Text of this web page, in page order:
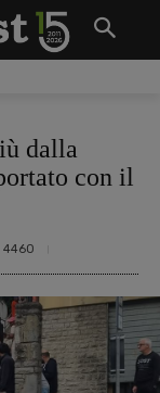
dalla
con il
4460